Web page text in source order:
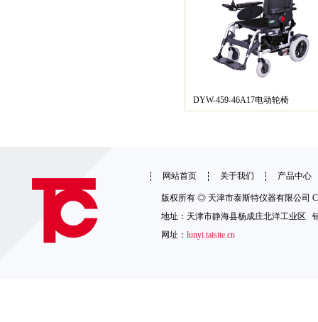
DYW-459-46A17电动轮椅
网站首页 关于我们 产品中心
版权所有 ◎ 天津市泰斯特仪器有限公司
地址：天津市静海县杨成庄北洋工业区
网址： lunyi.taisite.cn